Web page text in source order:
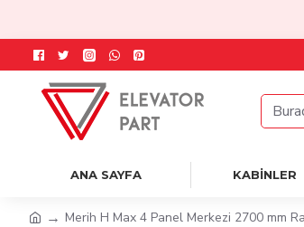
ANA SAYFA KABİNLER
Merih H Max 4 Panel Merkezi 2700 mm